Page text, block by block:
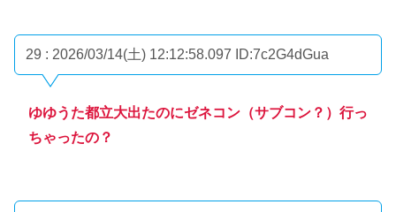
29 : 2026/03/14(土) 12:12:58.097 ID:7c2G4dGua
ゆゆうた都立大出たのにゼネコン（サブコン？）行っ
ちゃったの？